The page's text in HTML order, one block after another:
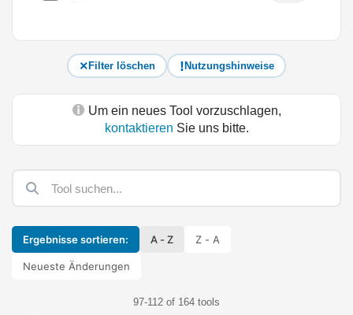
Filter löschen Nutzungshinweise
Um ein neues Tool vorzuschlagen,
kontaktieren Sie uns bitte.
Ergebnisse sortieren: A - Z Z - A
Neueste Änderungen
97-112 of 164 tools